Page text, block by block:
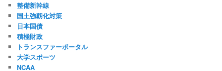
整備新幹線
国土強靱化対策
日本国債
積極財政
トランスファーポータル
大学スポーツ
NCAA